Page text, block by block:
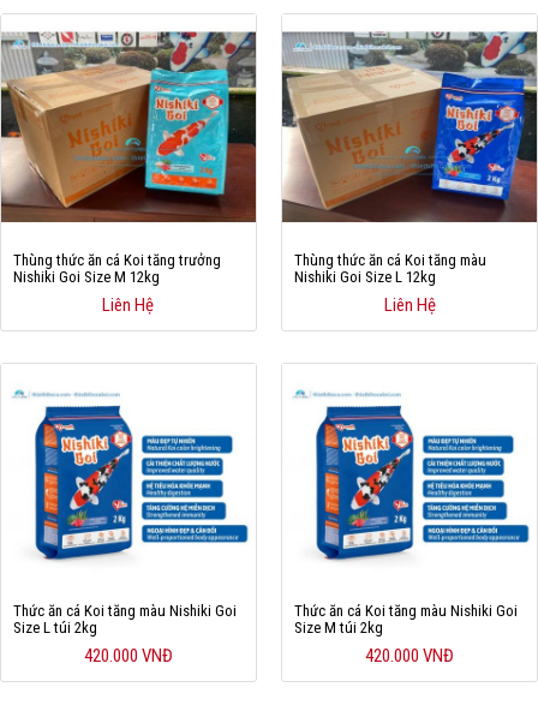
Thùng thức ăn cá Koi tăng trưởng
Nishiki Goi Size M 12kg
Liên Hệ
Thùng thức ăn cá Koi tăng màu
Nishiki Goi Size L 12kg
Liên Hệ
Thức ăn cá Koi tăng màu Nishiki Goi
Size L túi 2kg
420.000 VNĐ
Thức ăn cá Koi tăng màu Nishiki Goi
Size M túi 2kg
420.000 VNĐ